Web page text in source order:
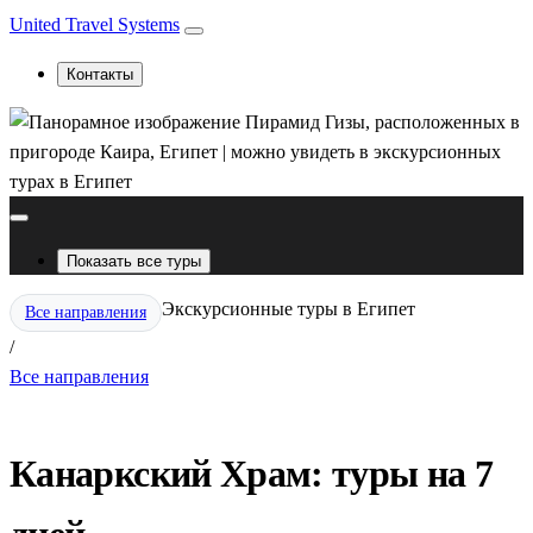
United Travel Systems
Контакты
Показать все туры
Все направления
/
Экскурсионные туры в Египет
Все направления
Канаркский Храм: туры на 7